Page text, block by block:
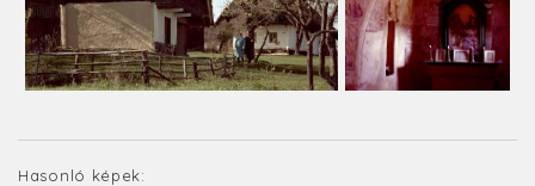
Hasonló képek: